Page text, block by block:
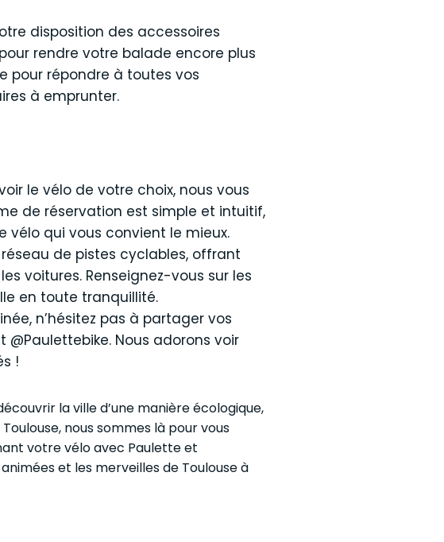
disposition des accessoires
rendre votre balade encore plus
pour répondre à toutes vos
à emprunter.
le vélo de votre choix, nous vous
de réservation est simple et intuitif,
vélo qui vous convient le mieux.
réseau de pistes cyclables, offrant
voitures. Renseignez-vous sur les
en toute tranquillité.
n’hésitez pas à partager vos
Nous adorons voir
!
la ville d’une manière écologique,
nous sommes là pour vous
votre vélo avec Paulette et
et les merveilles de Toulouse à